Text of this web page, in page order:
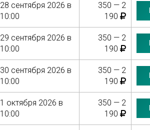
28 сентября 2026 в
10:00
350 — 2
190
29 сентября 2026 в
10:00
350 — 2
190
30 сентября 2026 в
10:00
350 — 2
190
1 октября 2026 в
10:00
350 — 2
190